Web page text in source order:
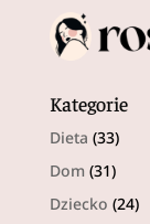
Kategorie
Dieta (33)
Dom (31)
Dziecko (24)